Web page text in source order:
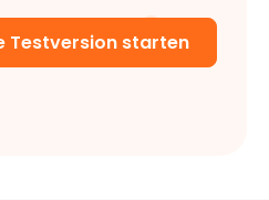
Testversion starten